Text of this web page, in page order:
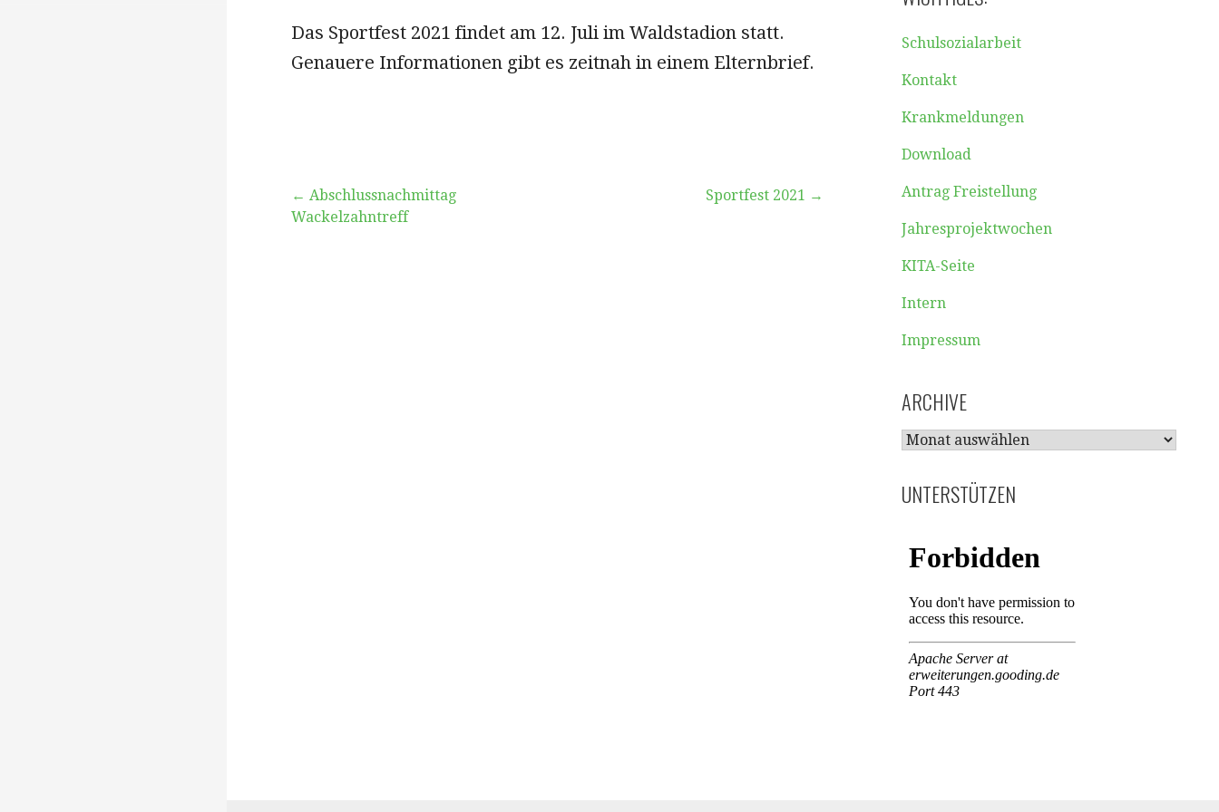
Das Sportfest 2021 findet am 12. Juli im Waldstadion statt.
Genauere Informationen gibt es zeitnah in einem Elternbrief.
Beitragsnavigation
← Abschlussnachmittag
Wackelzahntreff
Sportfest 2021 →
Schulsozialarbeit
Kontakt
Krankmeldungen
Download
Antrag Freistellung
Jahresprojektwochen
KITA-Seite
Intern
Impressum
ARCHIVE
ARCHIVE
UNTERSTÜTZEN